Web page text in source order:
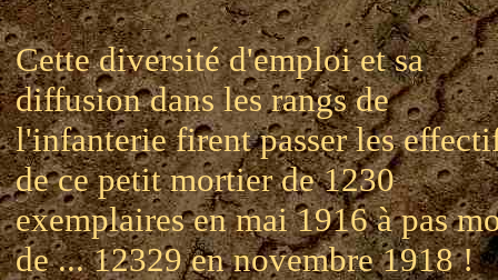
Cette diversité d'emploi et sa
diffusion dans les rangs de
l'infanterie firent passer les
de ce petit mortier de 1230
exemplaires en mai 1916 à pas
de ... 12329 en novembre 1918 !